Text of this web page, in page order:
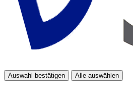
Auswahl bestätigen Alle auswählen